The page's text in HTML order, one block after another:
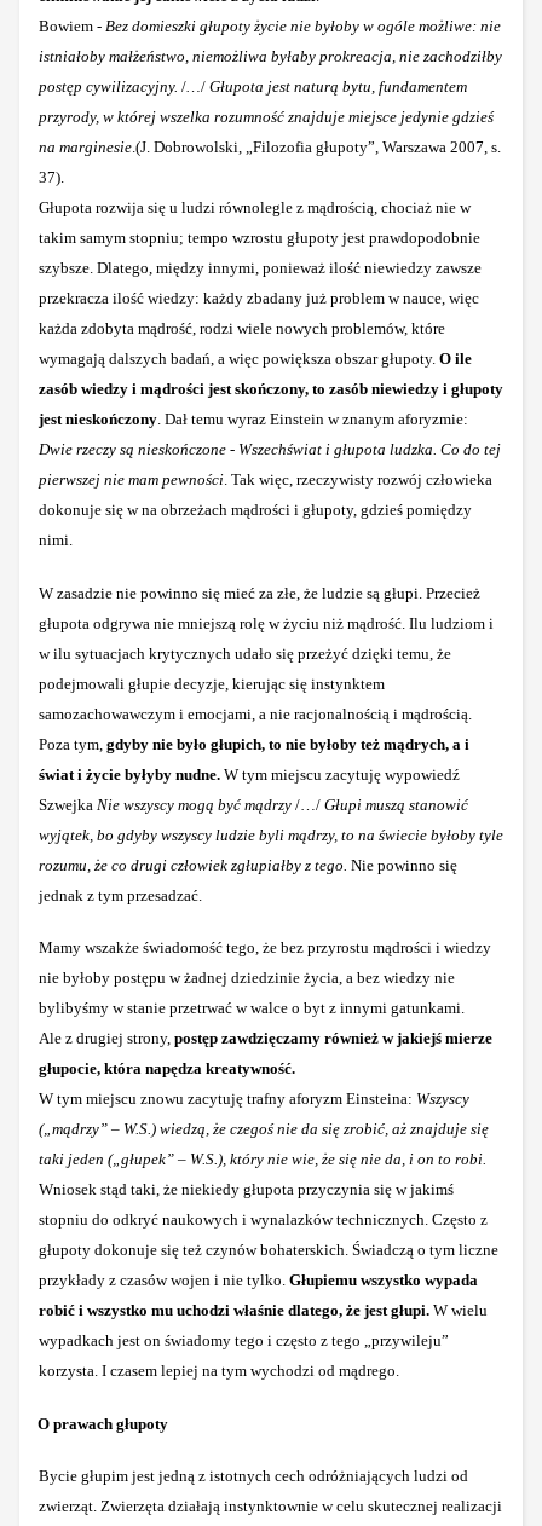
Bowiem - Bez domieszki głupoty życie nie byłoby w ogóle możliwe: nie
istniałoby małżeństwo, niemożliwa byłaby prokreacja, nie zachodziłby
postęp cywilizacyjny. /…/ Głupota jest naturą bytu, fundamentem
przyrody, w której wszelka rozumność znajduje miejsce jedynie gdzieś
na marginesie.(J. Dobrowolski, „Filozofia głupoty”, Warszawa 2007, s.
37).
Głupota rozwija się u ludzi równolegle z mądrością, chociaż nie w
takim samym stopniu; tempo wzrostu głupoty jest prawdopodobnie
szybsze. Dlatego, między innymi, ponieważ ilość niewiedzy zawsze
przekracza ilość wiedzy: każdy zbadany już problem w nauce, więc
każda zdobyta mądrość, rodzi wiele nowych problemów, które
wymagają dalszych badań, a więc powiększa obszar głupoty. O ile
zasób wiedzy i mądrości jest skończony, to zasób niewiedzy i głupoty
jest nieskończony. Dał temu wyraz Einstein w znanym aforyzmie:
Dwie rzeczy są nieskończone - Wszechświat i głupota ludzka. Co do tej
pierwszej nie mam pewności. Tak więc, rzeczywisty rozwój człowieka
dokonuje się w na obrzeżach mądrości i głupoty, gdzieś pomiędzy
nimi.
W zasadzie nie powinno się mieć za złe, że ludzie są głupi. Przecież
głupota odgrywa nie mniejszą rolę w życiu niż mądrość. Ilu ludziom i
w ilu sytuacjach krytycznych udało się przeżyć dzięki temu, że
podejmowali głupie decyzje, kierując się instynktem
samozachowawczym i emocjami, a nie racjonalnością i mądrością.
Poza tym, gdyby nie było głupich, to nie byłoby też mądrych, a i
świat i życie byłyby nudne. W tym miejscu zacytuję wypowiedź
Szwejka Nie wszyscy mogą być mądrzy /…/ Głupi muszą stanowić
wyjątek, bo gdyby wszyscy ludzie byli mądrzy, to na świecie byłoby tyle
rozumu, że co drugi człowiek zgłupiałby z tego. Nie powinno się
jednak z tym przesadzać.
Mamy wszakże świadomość tego, że bez przyrostu mądrości i wiedzy
nie byłoby postępu w żadnej dziedzinie życia, a bez wiedzy nie
bylibyśmy w stanie przetrwać w walce o byt z innymi gatunkami.
Ale z drugiej strony, postęp zawdzięczamy również w jakiejś mierze
głupocie, która napędza kreatywność.
W tym miejscu znowu zacytuję trafny aforyzm Einsteina: Wszyscy
(„mądrzy” – W.S.) wiedzą, że czegoś nie da się zrobić, aż znajduje się
taki jeden („głupek” – W.S.), który nie wie, że się nie da, i on to robi.
Wniosek stąd taki, że niekiedy głupota przyczynia się w jakimś
stopniu do odkryć naukowych i wynalazków technicznych. Często z
głupoty dokonuje się też czynów bohaterskich. Świadczą o tym liczne
przykłady z czasów wojen i nie tylko. Głupiemu wszystko wypada
robić i wszystko mu uchodzi właśnie dlatego, że jest głupi. W wielu
wypadkach jest on świadomy tego i często z tego „przywileju”
korzysta. I czasem lepiej na tym wychodzi od mądrego.
O prawach głupoty
Bycie głupim jest jedną z istotnych cech odróżniających ludzi od
zwierząt. Zwierzęta działają instynktownie w celu skutecznej realizacji